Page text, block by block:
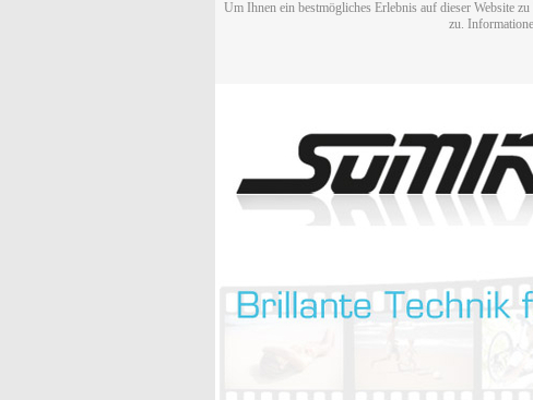
Um Ihnen ein bestmögliches Erlebnis auf dieser Website
zu.